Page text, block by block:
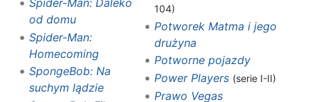
Spider-Man: Daleko
od domu
Spider-Man:
Homecoming
SpongeBob: Na
suchym lądzie
104)
Potworek Matma i jego
drużyna
Potworne pojazdy
Power Players (serie I-II)
Prawo Vegas